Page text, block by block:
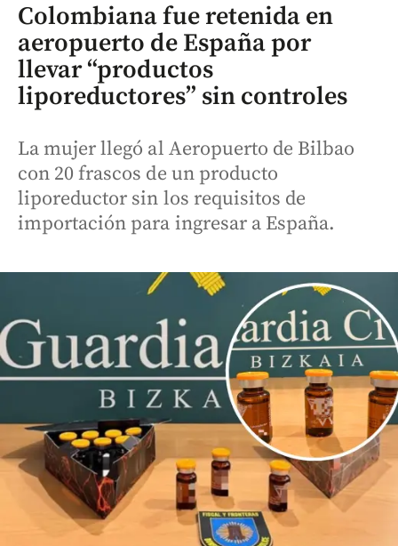
Colombiana fue retenida en
aeropuerto de España por
llevar “productos
liporeductores” sin controles
La mujer llegó al Aeropuerto de Bilbao
con 20 frascos de un producto
liporeductor sin los requisitos de
importación para ingresar a España.